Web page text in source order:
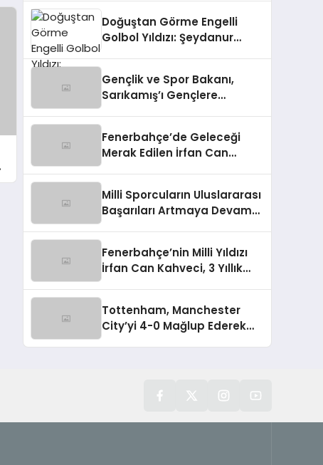
Doğuştan Görme Engelli
Golbol Yıldızı: Şeydanur
Gençlik ve Spor Bakanı,
Sarıkamış’ı Gençlere
Fenerbahçe’de Geleceği
Merak Edilen İrfan Can
Milli Sporcuların Uluslararası
Başarıları Artmaya Devam
Fenerbahçe’nin Milli Yıldızı
İrfan Can Kahveci, 3 Yıllık
Tottenham, Manchester
City’yi 4-0 Mağlup Ederek